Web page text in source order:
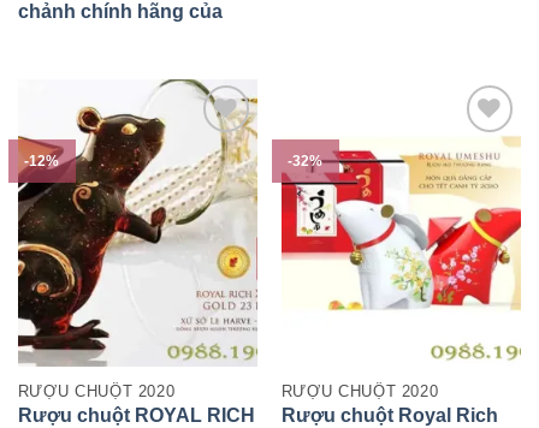
chảnh chính hãng của
-12%
RƯỢU CHUỘT 2020
Rượu chuột ROYAL RICH
-32%
RƯỢU CHUỘT 2020
Rượu chuột Royal Rich